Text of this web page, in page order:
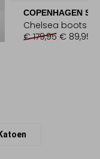
COPENHAGEN
Chelsea boots
€ 179,95 € 89,95
Katoen